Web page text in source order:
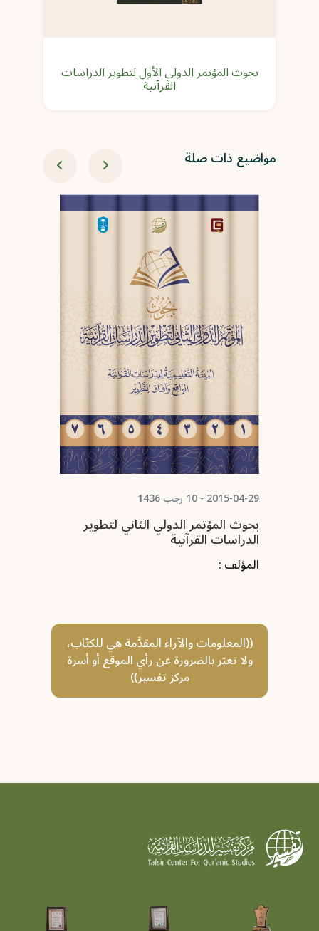
بحوث المؤتمر الدولي الأول لتطوير الدراسات
القرآنية
مواضيع ذات صلة
2015-04-29 - 10 رجب 1436
بحوث المؤتمر الدولي الثاني لتطوير
الدراسات القرآنية
المؤلف :
((المعلومات والآراء المقدَّمة هي للكتّاب،
ولا تعبّر بالضرورة عن رأي الموقع أو أسرة
مركز تفسير))